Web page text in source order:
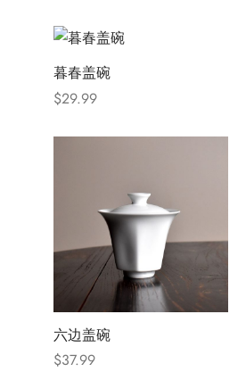
暮春盖碗
$29.99
六边盖碗
$37.99